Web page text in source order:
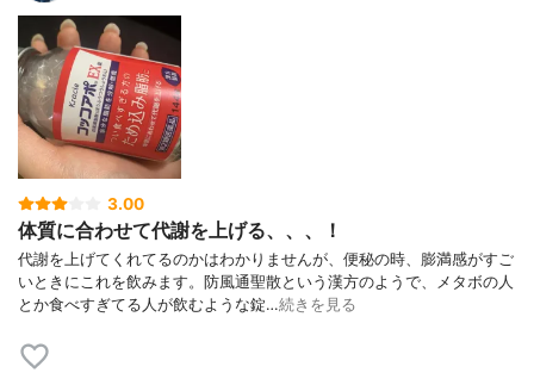
3.00
体質に合わせて代謝を上げる、、、！
代謝を上げてくれてるのかはわかりませんが、便秘の時、膨満感がすご
いときにこれを飲みます。防風通聖散という漢方のようで、メタボの人
とか食べすぎてる人が飲むような錠…続きを見る